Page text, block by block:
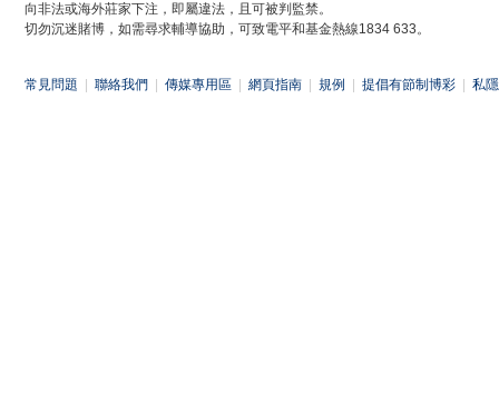
向非法或海外莊家下注，即屬違法，且可被判監禁。
切勿沉迷賭博，如需尋求輔導協助，可致電平和基金熱線1834 633。
常見問題 聯絡我們 傳媒專用區 網頁指南 規例 提倡有節制博彩 私